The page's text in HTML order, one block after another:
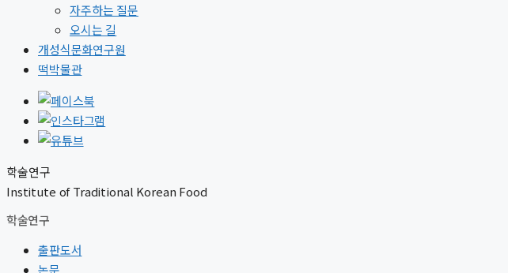
자주하는 질문
오시는 길
개성식문화연구원
떡박물관
학술연구
Institute of Traditional Korean Food
학술연구
출판도서
논문